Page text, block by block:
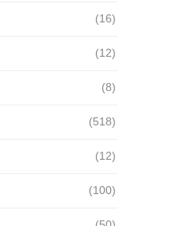
(16)
(12)
(8)
(518)
(12)
(100)